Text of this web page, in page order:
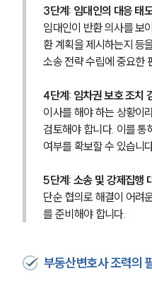
대
글로벌
고객
업
주요
사례분
법
고
3단계: 임대인의 대응 태
임대인이 반환 의사를 보
환 계획을 제시하는지 등
소송 전략 수립에 중요한
4단계: 임차권 보호 조치
이사를 해야 하는 상황이
검토해야 합니다. 이를 통
여부를 확보할 수 있습니
5단계: 소송 및 강제집행
단순 협의로 해결이 어려
를 준비해야 합니다.
부동산변호사 조력의